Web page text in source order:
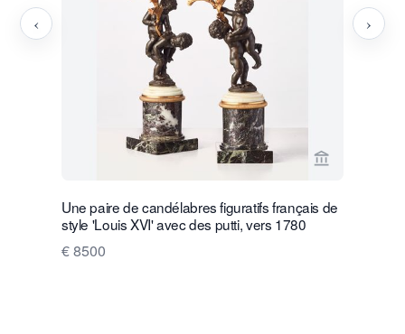
Voir la page
Une paire de candélabres figuratifs français de
style 'Louis XVI' avec des putti, vers 1780
€ 8500
‹ ›